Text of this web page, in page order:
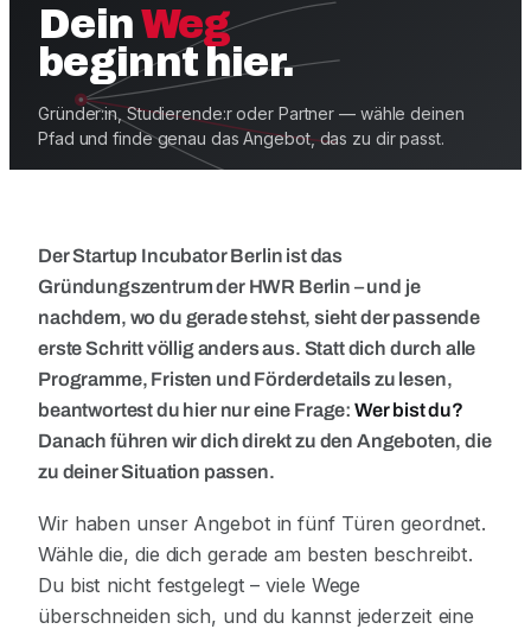
DeinWeg
beginnt hier.
Gründer:in, Studierende:r oder Partner — wähle deinen
Pfad und finde genau das Angebot, das zu dir passt.
Der Startup Incubator Berlin ist das
Gründungszentrum der HWR Berlin – und je
nachdem, wo du gerade stehst, sieht der passende
erste Schritt völlig anders aus. Statt dich durch alle
Programme, Fristen und Förderdetails zu lesen,
beantwortest du hier nur eine Frage: Wer bist du?
Danach führen wir dich direkt zu den Angeboten, die
zu deiner Situation passen.
Wir haben unser Angebot in fünf Türen geordnet.
Wähle die, die dich gerade am besten beschreibt.
Du bist nicht festgelegt – viele Wege
überschneiden sich, und du kannst jederzeit eine